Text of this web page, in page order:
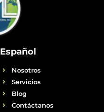
Español
Nosotros
Servicios
Blog
Contáctanos